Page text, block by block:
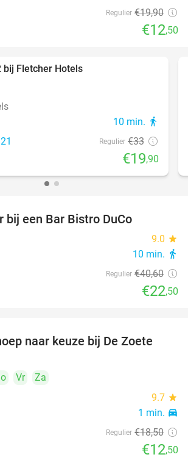
Regulier €19,90
€12,50
bij Fletcher Hotels
10 min. directions_walk
Regulier €33
€19,90
bij een Bar Bistro DuCo
9.0 star
10 min. directions_walk
Regulier €40,60
€22,50
32%
naar keuze bij De Zoete
Vr
Za
9.7 star
1 min. directions_car
Regulier €18,50
€12,50